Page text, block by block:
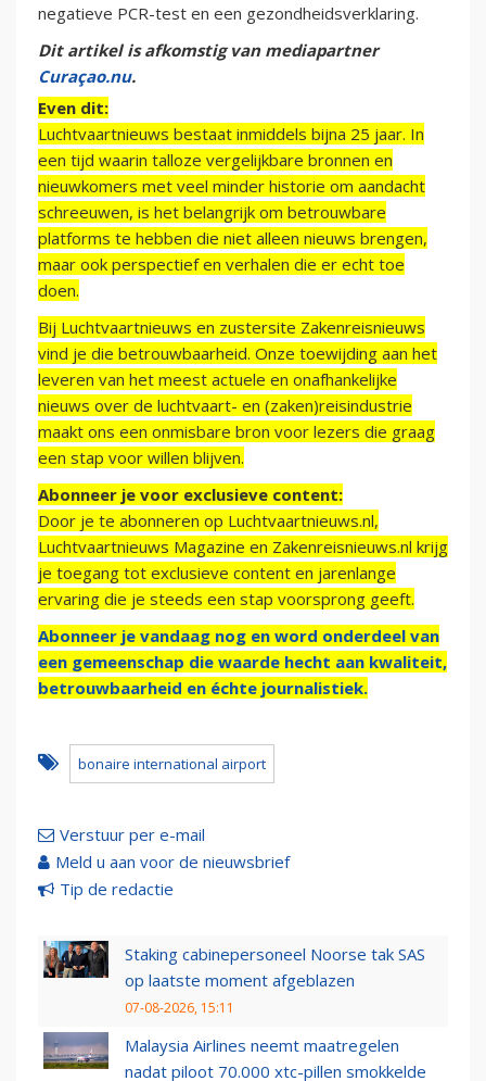
negatieve PCR-test en een gezondheidsverklaring.
Dit artikel is afkomstig van mediapartner
Curaçao.nu.
Even dit:
Luchtvaartnieuws bestaat inmiddels bijna 25 jaar. In
een tijd waarin talloze vergelijkbare bronnen en
nieuwkomers met veel minder historie om aandacht
schreeuwen, is het belangrijk om betrouwbare
platforms te hebben die niet alleen nieuws brengen,
maar ook perspectief en verhalen die er echt toe
doen.
Bij Luchtvaartnieuws en zustersite Zakenreisnieuws
vind je die betrouwbaarheid. Onze toewijding aan het
leveren van het meest actuele en onafhankelijke
nieuws over de luchtvaart- en (zaken)reisindustrie
maakt ons een onmisbare bron voor lezers die graag
een stap voor willen blijven.
Abonneer je voor exclusieve content:
Door je te abonneren op Luchtvaartnieuws.nl,
Luchtvaartnieuws Magazine en Zakenreisnieuws.nl krijg
je toegang tot exclusieve content en jarenlange
ervaring die je steeds een stap voorsprong geeft.
Abonneer je vandaag nog en word onderdeel van
een gemeenschap die waarde hecht aan kwaliteit,
betrouwbaarheid en échte journalistiek.
bonaire international airport
Verstuur per e-mail
Meld u aan voor de nieuwsbrief
Tip de redactie
Staking cabinepersoneel Noorse tak SAS
op laatste moment afgeblazen
07-08-2026, 15:11
Malaysia Airlines neemt maatregelen
nadat piloot 70.000 xtc-pillen smokkelde